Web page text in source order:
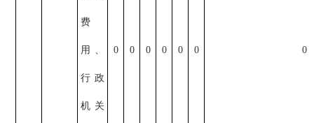
费
用、
行政
机关
0 0 0 0 0 0 0